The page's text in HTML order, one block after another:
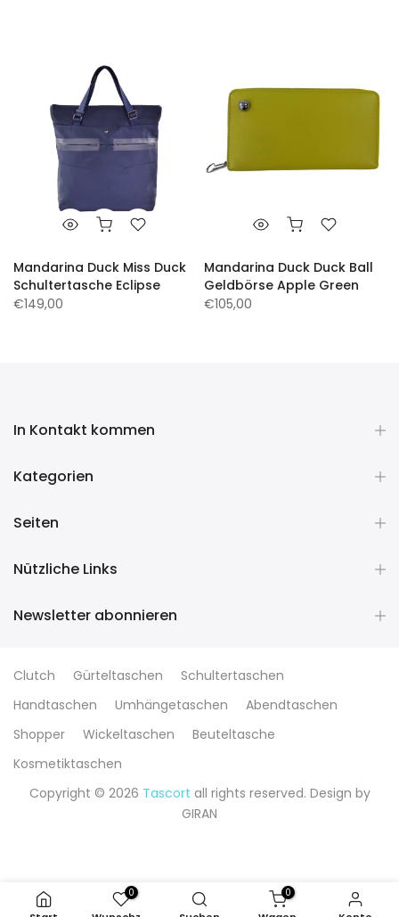
Mandarina Duck Miss Duck
Schultertasche Eclipse
€149,00
Mandarina Duck Duck Ball
Geldbörse Apple Green
€105,00
In Kontakt kommen
Kategorien
Seiten
Nützliche Links
Newsletter abonnieren
Clutch Gürteltaschen
Schultertaschen
Handtaschen
Umhängetaschen
Abendtaschen
Shopper
Wickeltaschen
Beuteltasche
Kosmetiktaschen
Copyright © 2026 Tascort all rights reserved. Design by
GIRAN
0 0